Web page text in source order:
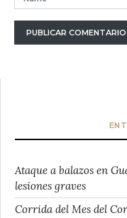
Ataque a balazos en
lesiones graves
Corrida del Mes del